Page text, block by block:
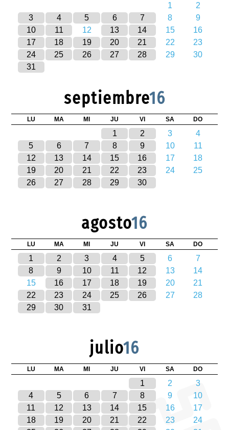
1
2
3
4 5 6 7 8
9
10
11 12 13 14 15
16
17
18 19 20 21 22
23
24
25 26 27 28 29
30
31
septiembre16
LU MA MI JU VI SA DO
1 2 3
4
5
6 7 8 9 10
11
12
13 14 15 16 17
18
19
20 21 22 23 24
25
26
27 28 29 30
agosto16
LU MA MI JU VI SA DO
1 2 3 4 5 6
7
8
9 10 11 12 13
14
15
16 17 18 19 20
21
22
23 24 25 26 27
28
29
30 31
julio16
LU MA MI JU VI SA DO
1 2
3
4
5 6 7 8 9
10
11
12 13 14 15 16
17
18
19 20 21 22 23
24